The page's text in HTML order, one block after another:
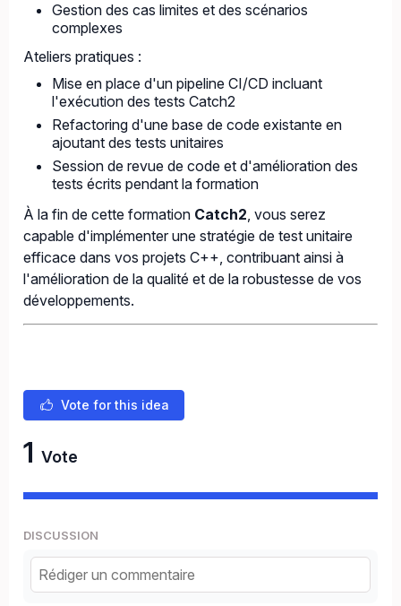
Gestion des cas limites et des scénarios
complexes
Ateliers pratiques :
Mise en place d'un pipeline CI/CD incluant
l'exécution des tests Catch2
Refactoring d'une base de code existante en
ajoutant des tests unitaires
Session de revue de code et d'amélioration des
tests écrits pendant la formation
À la fin de cette formation Catch2, vous serez
capable d'implémenter une stratégie de test unitaire
efficace dans vos projets C++, contribuant ainsi à
l'amélioration de la qualité et de la robustesse de vos
développements.
Vote for this idea
1 Vote
DISCUSSION